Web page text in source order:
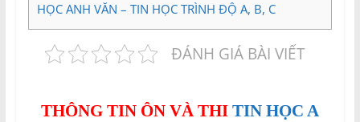
HỌC ANH VĂN – TIN HỌC TRÌNH ĐỘ A, B, C
ĐÁNH GIÁ BÀI VIẾT
THÔNG TIN ÔN VÀ THI TIN HỌC A